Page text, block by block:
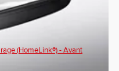
(HomeLink®) - Avant